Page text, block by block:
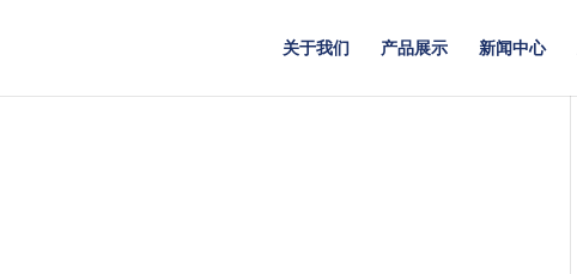
关于我们 产品展示 新闻中心